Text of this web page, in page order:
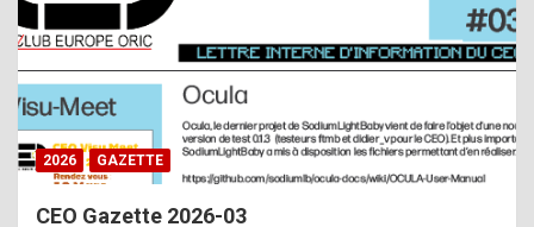
t
a
s
i
2026 GAZETTE
CEO Gazette 2026-03